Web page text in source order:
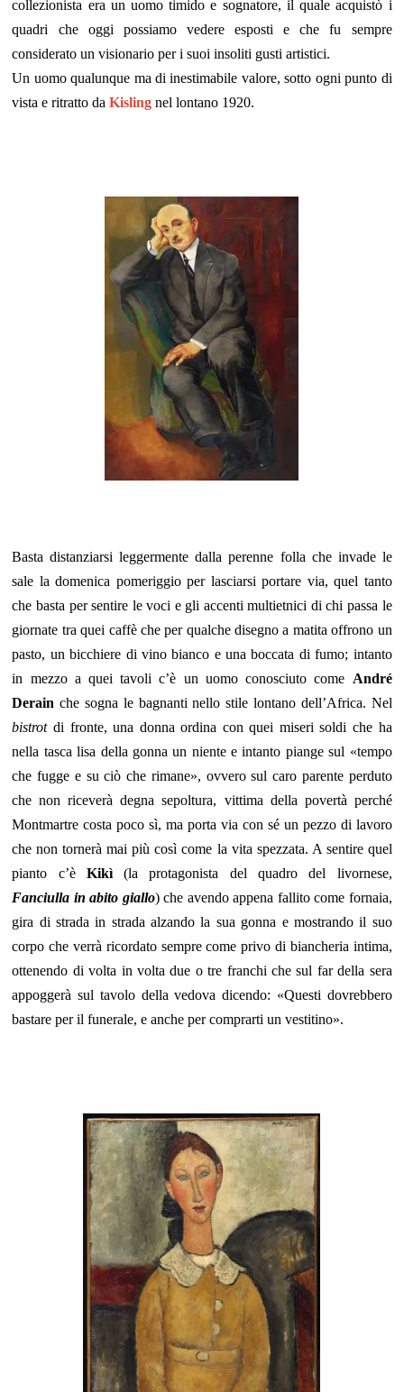
collezionista era un uomo timido e sognatore, il quale acquistò i
quadri che oggi possiamo vedere esposti e che fu sempre
considerato un visionario per i suoi insoliti gusti artistici.
Un uomo qualunque ma di inestimabile valore, sotto ogni punto di
vista e ritratto daKisling nel lontano 1920.
Basta distanziarsi leggermente dalla perenne folla che invade le
sale la domenica pomeriggio per lasciarsi portare via, quel tanto
che basta per sentire le voci e gli accenti multietnici di chi passa le
giornate tra quei caffè che per qualche disegno a matita offrono un
pasto, un bicchiere di vino bianco e una boccata di fumo; intanto
in mezzo a quei tavoli c’è un uomo conosciuto come André
Derainche sogna le bagnanti nello stile lontano dell’Africa. Nel
bistrotdi fronte, una donna ordina con quei miseri soldi che ha
nella tasca lisa della gonna un niente e intanto piange sul «tempo
che fugge e su ciò che rimane», ovvero sul caro parente perduto
che non riceverà degna sepoltura, vittima della povertà perché
Montmartre costa poco sì, ma porta via con sé un pezzo di lavoro
che non tornerà mai più così come la vita spezzata. A sentire quel
pianto c’è Kikì(la protagonista del quadro del livornese,
Fanciulla in abito giallo) che avendo appena fallito come fornaia,
gira di strada in strada alzando la sua gonna e mostrando il suo
corpo che verrà ricordato sempre come privo di biancheria intima,
ottenendo di volta in volta due o tre franchi che sul far della sera
appoggerà sul tavolo della vedova dicendo: «Questi dovrebbero
bastare per il funerale, e anche per comprarti un vestitino».